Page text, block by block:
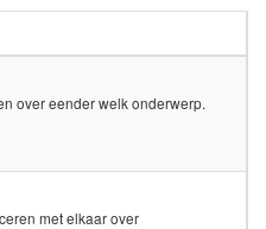
over eender welk onderwerp.
met elkaar over